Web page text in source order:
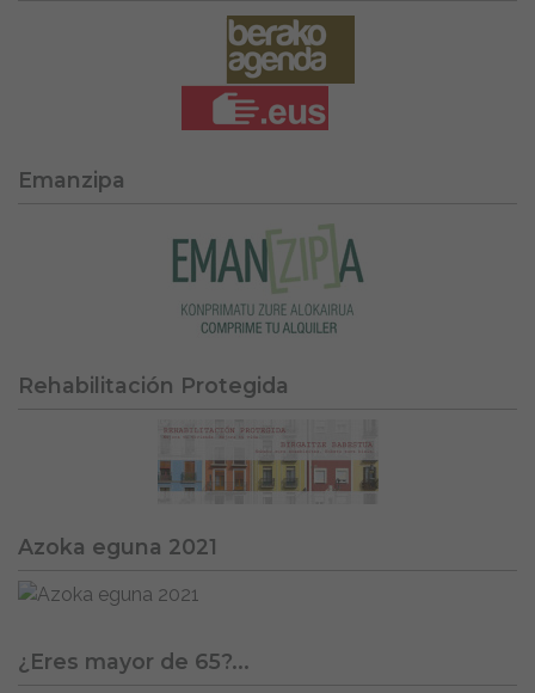
Emanzipa
Rehabilitación Protegida
Azoka eguna 2021
¿Eres mayor de 65?...